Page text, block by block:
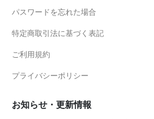
パスワードを忘れた場合
特定商取引法に基づく表記
ご利用規約
プライバシーポリシー
お知らせ・更新情報